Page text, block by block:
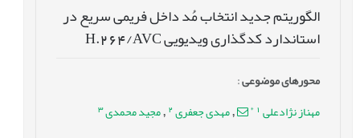
الگوریتم جدید انتخاب مُد داخل فریمی سریع در
استاندارد کدگذاری ویدیویی H.264/AVC
محورهای موضوعی:
مهناز نژادعلی *
,مهدی جعفری 2
, مجید محمدی 3